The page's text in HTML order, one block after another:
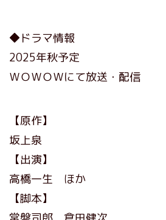
◆ドラマ情報
2025年秋予定
ＷＯＷＯＷにて放送・配信
【原作】
坂上泉
【出演】
高橋一生 ほか
【脚本】